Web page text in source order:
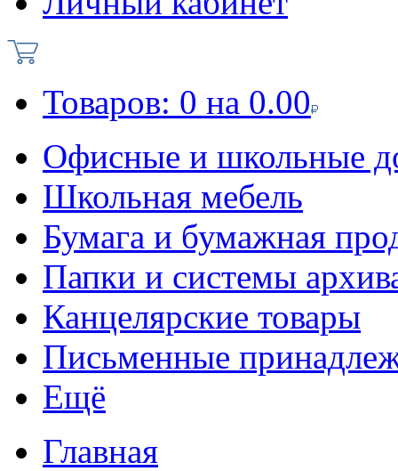
Товаров: 0 на 0.00
Офисные и школьные
Школьная мебель
Бумага и бумажная
Папки и системы
Канцелярские товары
Письменные
Ещё
Главная